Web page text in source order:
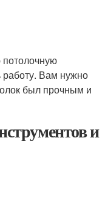
потолочную
работу. Вам нужно
был прочным и
и